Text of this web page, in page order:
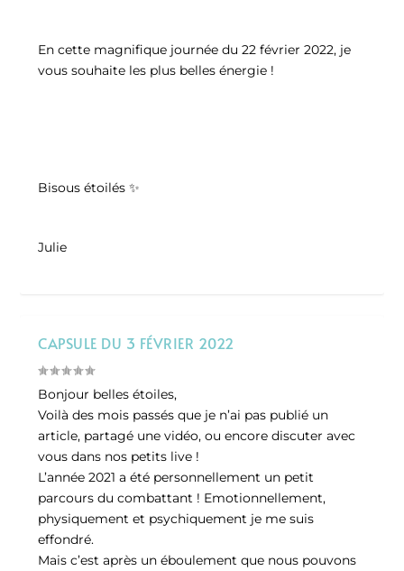
En cette magnifique journée du 22 février 2022, je
vous souhaite les plus belles énergie !
Bisous étoilés ✨
Julie
CAPSULE DU 3 FÉVRIER 2022
Bonjour belles étoiles,
Voilà des mois passés que je n’ai pas publié un
article, partagé une vidéo, ou encore discuter avec
vous dans nos petits live !
L’année 2021 a été personnellement un petit
parcours du combattant ! Emotionnellement,
physiquement et psychiquement je me suis
effondré.
Mais c’est après un éboulement que nous pouvons